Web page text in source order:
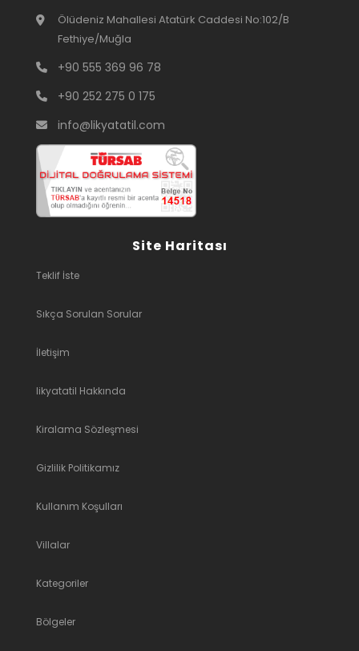
Ölüdeniz Mahallesi Atatürk Caddesi No:102/B
Fethiye/Muğla
+90 555 369 96 78
+90 252 275 0 175
info@likyatatil.com
Site Haritası
Teklif İste
Sıkça Sorulan Sorular
İletişim
likyatatil Hakkında
Kiralama Sözleşmesi
Gizlilik Politikamız
Kullanım Koşulları
Villalar
Kategoriler
Bölgeler